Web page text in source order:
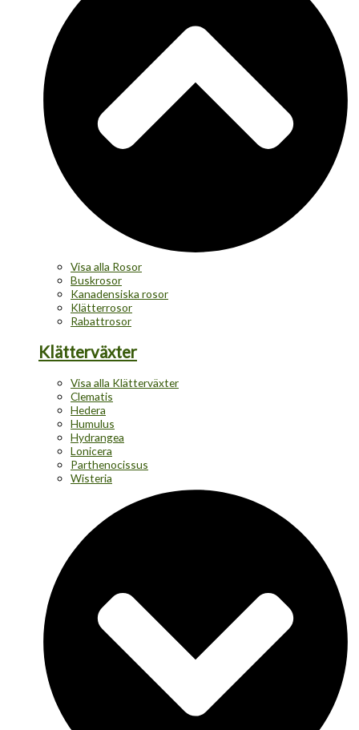
Visa alla Rosor
Buskrosor
Kanadensiska rosor
Klätterrosor
Rabattrosor
Klätterväxter
Visa alla Klätterväxter
Clematis
Hedera
Humulus
Hydrangea
Lonicera
Parthenocissus
Wisteria